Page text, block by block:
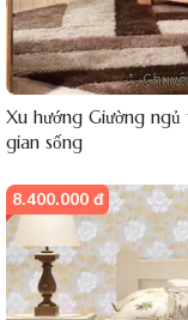
Xu hướng Giường
gian sống
8.400.000 đ